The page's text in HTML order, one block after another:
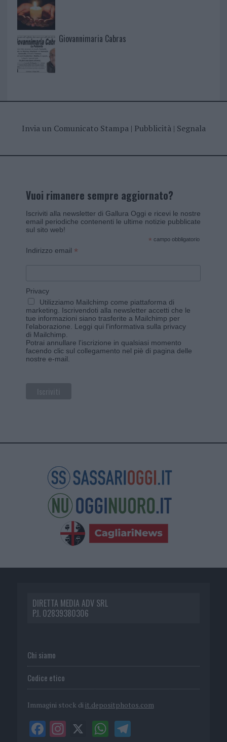
Giovannimaria Cabras
Invia un Comunicato Stampa| Pubblicità| Segnala
Vuoi rimanere sempre aggiornato?
Iscriviti alla newsletter di Gallura Oggi e ricevi le nostre
email periodiche contenenti le ultime notizie pubblicate
sul sito web!
* campo obbligatorio
Indirizzo email *
Privacy
Utilizziamo Mailchimp come piattaforma di
marketing. Iscrivendoti alla newsletter accetti che le
tue informazioni siano trasferite a Mailchimp per
l'elaborazione. Leggi qui l'informativa sulla privacy
di Mailchimp
Potrai annullare l'iscrizione in qualsiasi momento
facendo clic sul collegamento nel piè di pagina delle
nostre e-mail.
DIRETTA MEDIA ADV SRL
P.I. 02839380306
Chi siamo
Codice etico
Immagini stock di it.depositphotos.com